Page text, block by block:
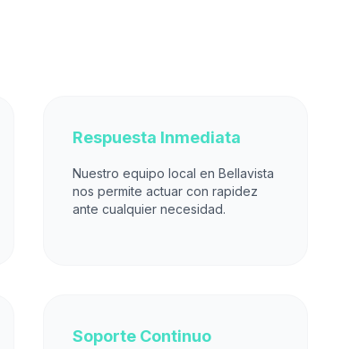
Respuesta Inmediata
Nuestro equipo local en Bellavista
nos permite actuar con rapidez
ante cualquier necesidad.
Soporte Continuo